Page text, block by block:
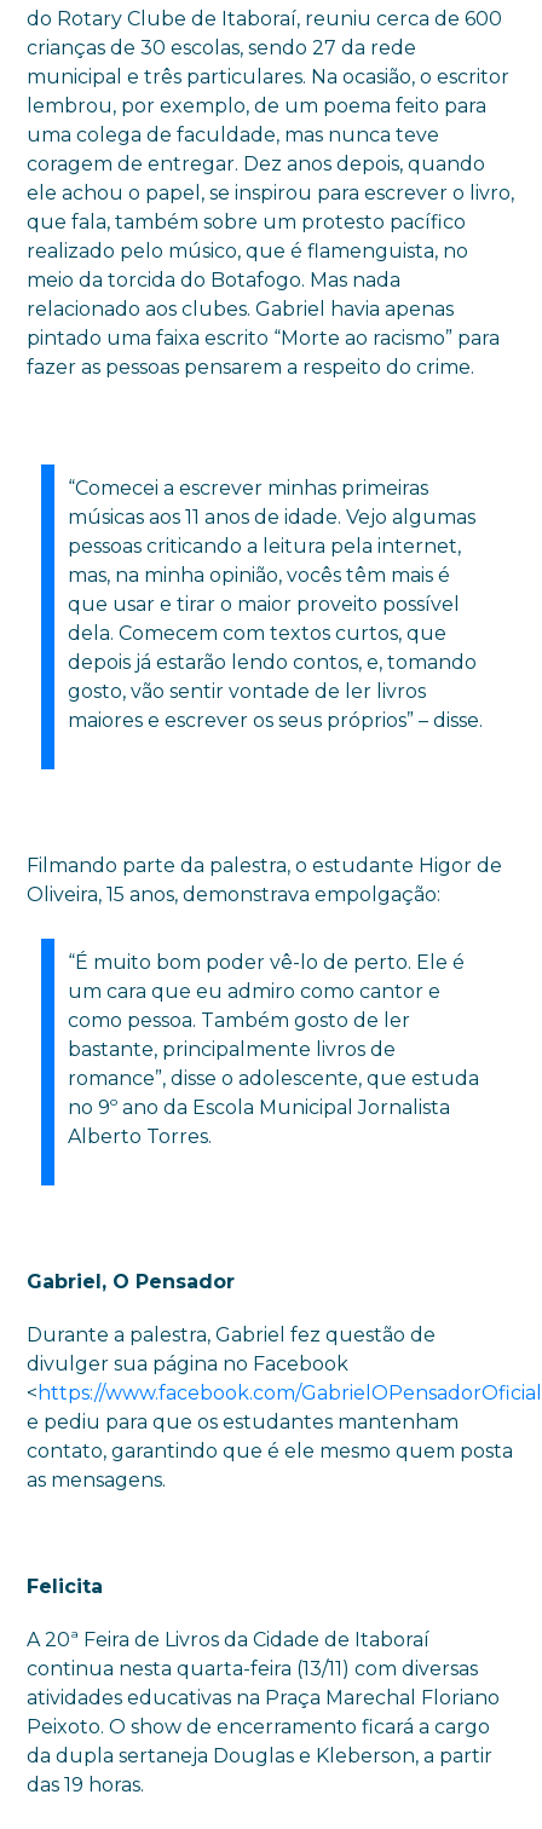
do Rotary Clube de Itaboraí, reuniu cerca de 600
crianças de 30 escolas, sendo 27 da rede
municipal e três particulares. Na ocasião, o escritor
lembrou, por exemplo, de um poema feito para
uma colega de faculdade, mas nunca teve
coragem de entregar. Dez anos depois, quando
ele achou o papel, se inspirou para escrever o livro,
que fala, também sobre um protesto pacífico
realizado pelo músico, que é flamenguista, no
meio da torcida do Botafogo. Mas nada
relacionado aos clubes. Gabriel havia apenas
pintado uma faixa escrito “Morte ao racismo” para
fazer as pessoas pensarem a respeito do crime.
“Comecei a escrever minhas primeiras
músicas aos 11 anos de idade. Vejo algumas
pessoas criticando a leitura pela internet,
mas, na minha opinião, vocês têm mais é
que usar e tirar o maior proveito possível
dela. Comecem com textos curtos, que
depois já estarão lendo contos, e, tomando
gosto, vão sentir vontade de ler livros
maiores e escrever os seus próprios” – disse.
Filmando parte da palestra, o estudante Higor de
Oliveira, 15 anos, demonstrava empolgação:
“É muito bom poder vê-lo de perto. Ele é
um cara que eu admiro como cantor e
como pessoa. Também gosto de ler
bastante, principalmente livros de
romance”, disse o adolescente, que estuda
no 9º ano da Escola Municipal Jornalista
Alberto Torres.
Gabriel, O Pensador
Durante a palestra, Gabriel fez questão de
divulger sua página no Facebook
< https://www.facebook.com/GabrielOPensadorOficial
e pediu para que os estudantes mantenham
contato, garantindo que é ele mesmo quem posta
as mensagens.
Felicita
A 20ª Feira de Livros da Cidade de Itaboraí
continua nesta quarta-feira (13/11) com diversas
atividades educativas na Praça Marechal Floriano
Peixoto. O show de encerramento ficará a cargo
da dupla sertaneja Douglas e Kleberson, a partir
das 19 horas.